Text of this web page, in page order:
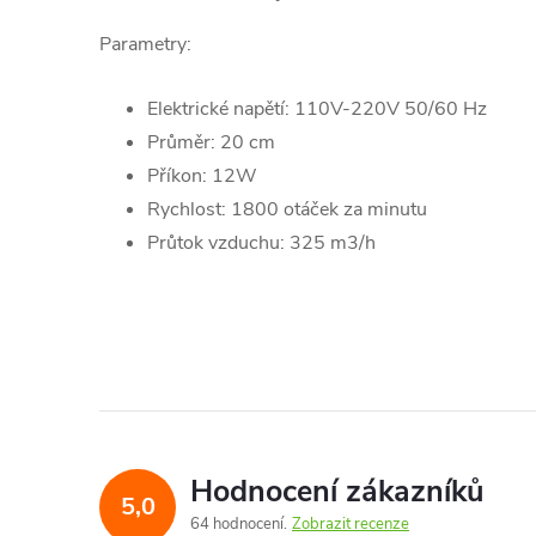
Parametry:
Elektrické napětí: 110V-220V 50/60 Hz
Průměr: 20 cm
Příkon: 12W
Rychlost: 1800 otáček za minutu
Průtok vzduchu: 325 m3/h
5,0 Hodnocení zákazníků
64 hodnocení Zobrazit recenze